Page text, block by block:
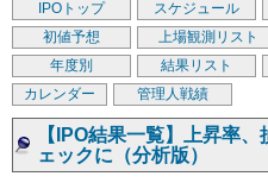
IPOトップ スケジュール
初値予想
上場観測リスト
年度別
結果リスト
カレンダー
管理人戦績
【IPO結果一覧】上昇率
ェックに（分析版）